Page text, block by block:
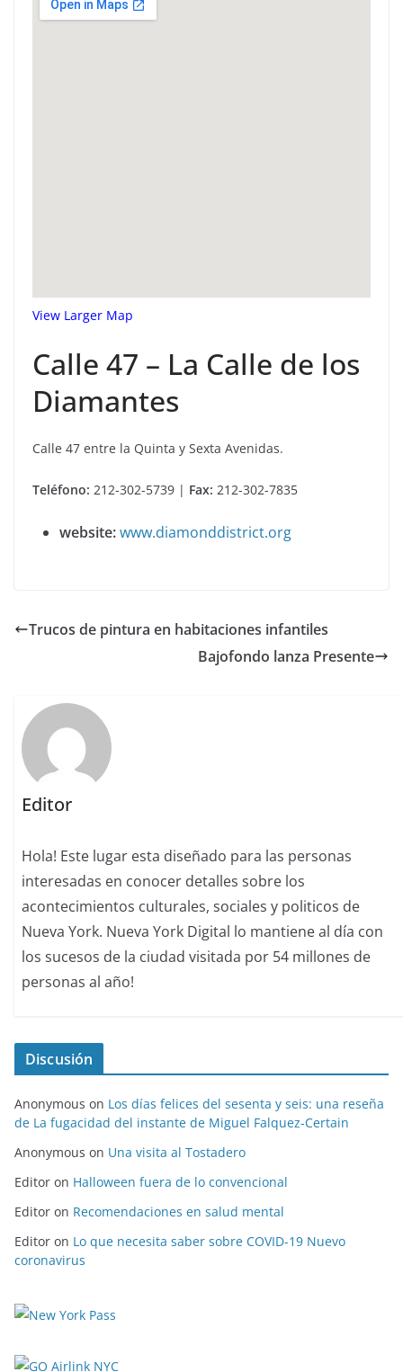
View Larger Map
Calle 47 – La Calle de los
Diamantes
Calle 47 entre la Quinta y Sexta Avenidas.
Teléfono: 212-302-5739 | Fax: 212-302-7835
website:www.diamonddistrict.org
Trucos de pintura en habitaciones infantiles
Bajofondo lanza Presente
Editor
Hola! Este lugar esta diseñado para las personas
interesadas en conocer detalles sobre los
acontecimientos culturales, sociales y politicos de
Nueva York. Nueva York Digital lo mantiene al día con
los sucesos de la ciudad visitada por 54 millones de
personas al año!
Discusión
Anonymous on Los días felices del sesenta y seis: una reseña
de La fugacidad del instante de Miguel Falquez-Certain
Anonymous on Una visita al Tostadero
Editor on Halloween fuera de lo convencional
Editor on Recomendaciones en salud mental
Editor on Lo que necesita saber sobre COVID-19 Nuevo
coronavirus